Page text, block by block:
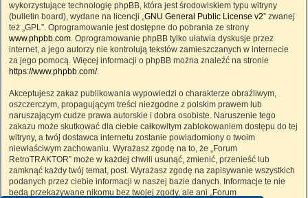
wykorzystujące technologię phpBB, która jest środowiskiem typu witryny
(bulletin board), wydane na licencji „GNU General Public License v2” zwanej
też „GPL”. Oprogramowanie jest dostępne do pobrania ze strony
www.phpbb.com. Oprogramowanie phpBB tylko ułatwia dyskusje przez
internet, a jego autorzy nie kontrolują tekstów zamieszczanych w internecie
za jego pomocą. Więcej informacji o phpBB można znaleźć na stronie
https://www.phpbb.com/.
Akceptujesz zakaz publikowania wypowiedzi o charakterze obraźliwym,
oszczerczym, propagującym treści niezgodne z polskim prawem lub
naruszającym cudze prawa autorskie i dobra osobiste. Naruszenie tego
zakazu może skutkować dla ciebie całkowitym zablokowaniem dostępu do tej
witryny, a twój dostawca internetu zostanie powiadomiony o twoim
niewłaściwym zachowaniu. Wyrażasz zgodę na to, że „Forum
RetroTRAKTOR” może w każdej chwili usunąć, zmienić, przenieść lub
zamknąć każdy twój temat, post. Wyrażasz zgodę na zapisywanie wszystkich
podanych przez ciebie informacji w naszej bazie danych. Informacje te nie
będą przekazywane nikomu bez twojej zgody, ale ani „Forum